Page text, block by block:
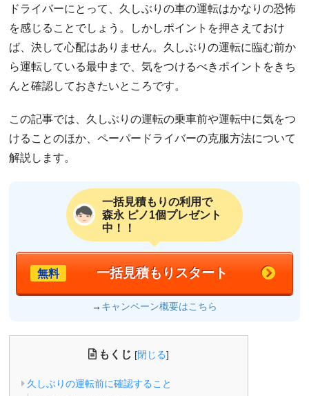
ドライバーにとって、久しぶりの車の運転はかなりの恐怖
を感じることでしょう。しかしポイントを押さえておけ
ば、決して心配はありません。久しぶりの運転に臨む前か
ら運転している最中まで、気をつけるべきポイントをきち
んと確認しておきたいところです。
この記事では、久しぶりの運転の乗車前や運転中に気をつ
けることのほか、ペーパードライバーの克服方法について
解説します。
一括見積もりの利用で
森永 ピノ1個プレゼント
中！！
無料 一括見積もりスタート
→ キャンペーン概要はこちら
もくじ [閉じる]
久しぶりの運転前に確認すること